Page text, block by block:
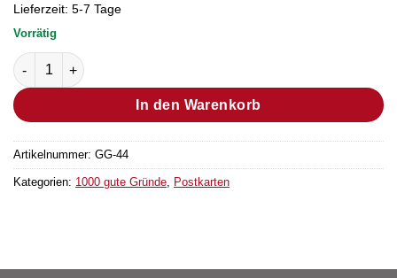
Lieferzeit: 5-7 Tage
Vorrätig
Postkarte Grund Nr. 21 (25 Stück) Menge
In den Warenkorb
Artikelnummer: GG-44
Kategorien: 1000 gute Gründe, Postkarten